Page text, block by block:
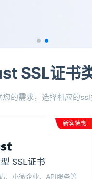
SSL证书
您的需求，选择相应的ssl
新客特惠
SSL证书
、小微企业、API服务等